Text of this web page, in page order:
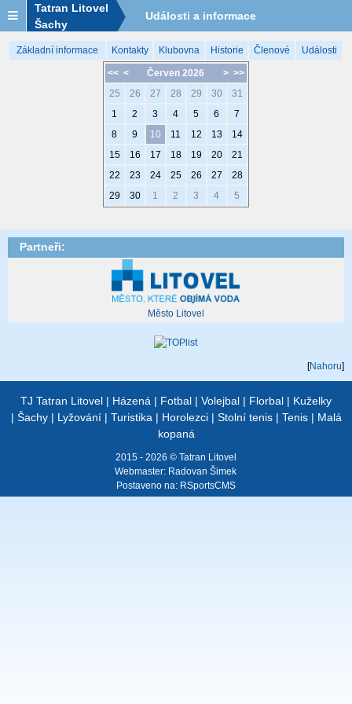
Tatran Litovel
Šachy
Události a informace
Základní informace Kontakty Klubovna Historie Členové Události
<< < > >>
Červen 2026
25
26 27 28 29 30
31
1
2 3 4 5 6
7
8
9 10 11 12 13
14
15
16 17 18 19 20
21
22
23 24 25 26 27
28
29
30 1 2 3 4 5
Partneři:
Město Litovel
[Nahoru]
TJ Tatran Litovel | Házená | Fotbal | Volejbal | Florbal | Kuželky
| Šachy| Lyžování| Turistika | Horolezci| Stolní tenis| Tenis| Malá
kopaná
2015 - 2026 © Tatran Litovel
Webmaster: Radovan Šimek
Postaveno na: RSportsCMS